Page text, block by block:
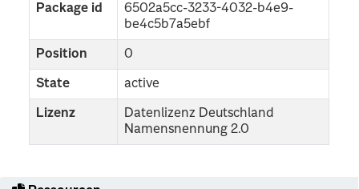
Package id
6502a5cc-3233-4032-b4e9-
be4c5b7a5ebf
Position 0
State active
Lizenz
Datenlizenz Deutschland
Namensnennung 2.0